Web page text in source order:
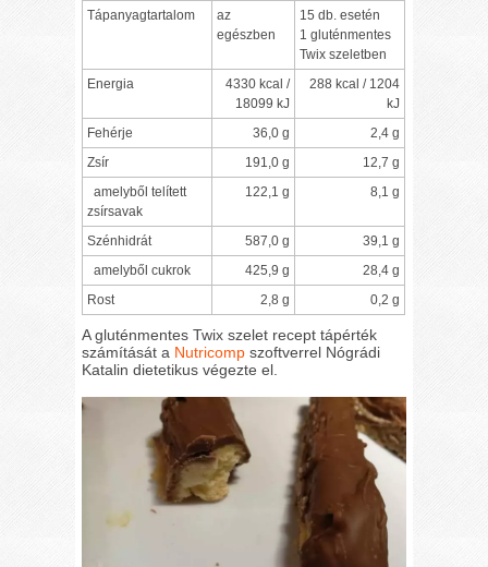
Tápanyagtartalom
az
egészben
15 db. esetén
1 gluténmentes
Twix szeletben
Energia
4330 kcal /
18099 kJ
288 kcal / 1204
kJ
Fehérje
36,0 g
2,4 g
Zsír
191,0 g
12,7 g
amelyből telített
zsírsavak
122,1 g 8,1 g
Szénhidrát 587,0 g
39,1 g
amelyből cukrok
425,9 g
28,4 g
Rost
2,8 g 0,2 g
A gluténmentes Twix szelet recept tápérték
számítását a Nutricomp szoftverrel Nógrádi
Katalin dietetikus végezte el.